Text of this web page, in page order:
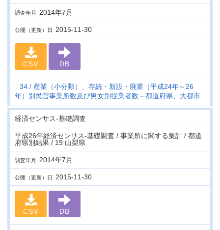
調査年月 2014年7月
公開（更新）日 2015-11-30
CSV DB
34
産業（小分類）、存続・新設・廃業（平成24年～26
年）別民営事業所数及び男女別従業者数－都道府県、大都市
経済センサス‐基礎調査
平成26年経済センサス‐基礎調査 / 事業所に関する集計 / 都道
府県別結果 / 19 山梨県
調査年月 2014年7月
公開（更新）日 2015-11-30
CSV DB